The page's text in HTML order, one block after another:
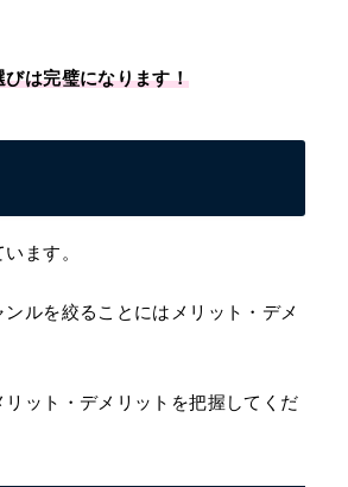
は完璧になります！
ます。
ルを絞ることにはメリット・デメ
ット・デメリットを把握してくだ